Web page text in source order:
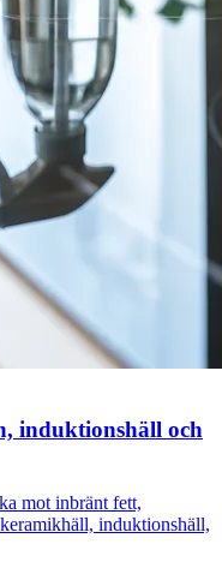
induktionshäll och
mot inbränt fett,
induktionshäll,